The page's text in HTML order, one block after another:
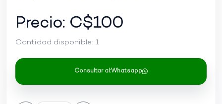
Precio: C$100
Cantidad disponible: 1
Consultar al:Whatsapp